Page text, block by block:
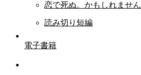
恋で死ぬ。かもしれません
読み切り短編
電子書籍